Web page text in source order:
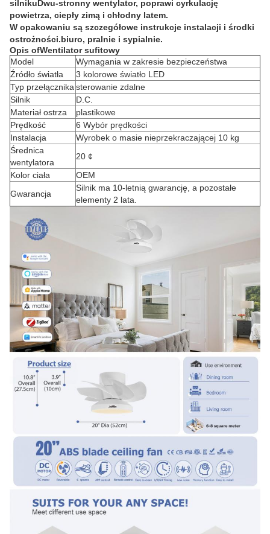
silnikuDwu-stronny wentylator, poprawi cyrkulację
powietrza, ciepły zimą i chłodny latem.
W opakowaniu są szczegółowe instrukcje instalacji i środki
ostrożności.biuro, pralnie i sypialnie.
Opis ofWentilator sufitowy
Model
Wymagania w zakresie bezpieczeństwa
Źródło światła
3 kolorowe światło LED
Typ przełącznika sterowanie zdalne
Silnik
D.C.
Materiał ostrza
plastikowe
Prędkość
6 Wybór prędkości
Instalacja
Wyrobek o masie nieprzekraczającej 10 kg
Średnica
wentylatora
20 ¢
Kolor ciała
OEM
Gwarancja
Silnik ma 10-letnią gwarancję, a pozostałe
elementy 2 lata.